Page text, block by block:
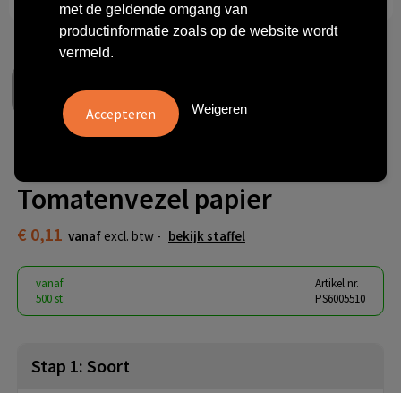
Tomatenvezel papier
€ 0,11 vanaf excl. btw - bekijk staffel
vanaf
500 st.
Artikel nr.
PS6005510
Stap 1: Soort
met de geldende omgang van
productinformatie zoals op de website wordt
vermeld.
Weigeren